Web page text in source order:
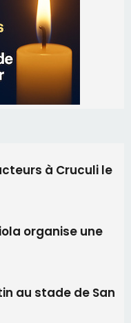
à Cruculi le
organise une
au stade de San
Marie et
du tournoi du